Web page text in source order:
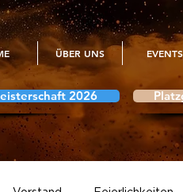
ÜBER UNS EVENTS
2026